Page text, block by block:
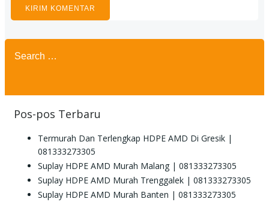
Search
for:
Pos-pos Terbaru
Termurah Dan Terlengkap HDPE AMD Di Gresik |
081333273305
Suplay HDPE AMD Murah Malang | 081333273305
Suplay HDPE AMD Murah Trenggalek | 081333273305
Suplay HDPE AMD Murah Banten | 081333273305